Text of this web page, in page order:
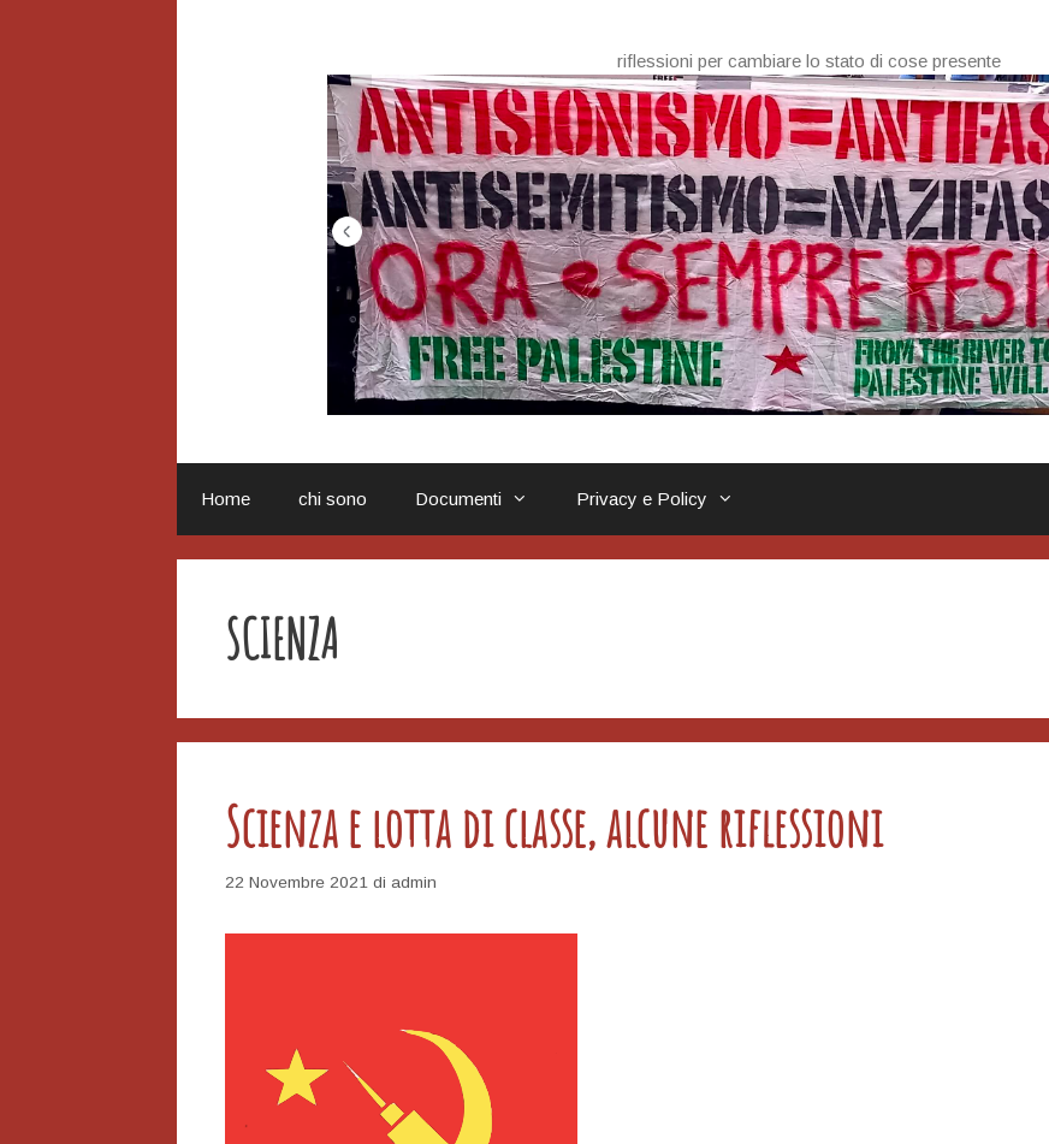
riflessioni per cambiare lo stato di cose presente
Home chi sono Documenti Privacy e Policy
SCIENZA
Scienza e lotta di classe, alcune riflessioni
22 Novembre 2021 di admin